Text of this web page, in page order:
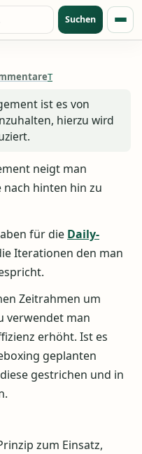
Suchen
T
ist es von
hierzu wird
neigt man
nach hinten hin zu
für die Daily-
Iterationen den man
Zeitrahmen um
verwendet man
erhöht. Ist es
geplanten
gestrichen und in
zum Einsatz,